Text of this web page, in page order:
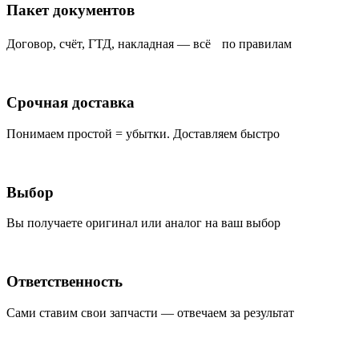
Пакет документов
Договор, счёт, ГТД, накладная — всё по правилам
Срочная доставка
Понимаем простой = убытки. Доставляем быстро
Выбор
Вы получаете оригинал или аналог на ваш выбор
Ответственность
Сами ставим свои запчасти — отвечаем за результат